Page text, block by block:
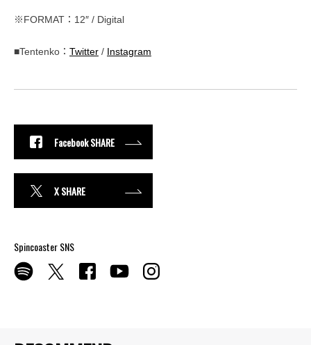
※FORMAT：12″ / Digital
■Tentenko： Twitter / Instagram
Facebook SHARE
X SHARE
Spincoaster SNS